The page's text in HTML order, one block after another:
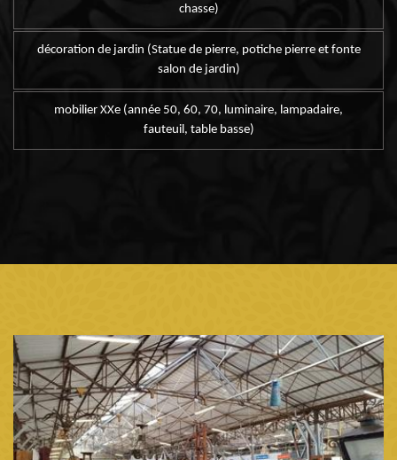
chasse)
décoration de jardin (Statue de pierre, potiche pierre et fonte
salon de jardin)
mobilier XXe (année 50, 60, 70, luminaire, lampadaire,
fauteuil, table basse)